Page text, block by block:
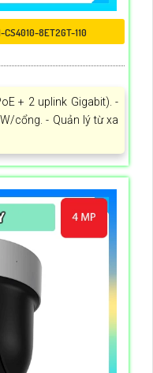
8ET2GT-110
+ 2 uplink Gigabit). -
cổng. - Quản lý từ xa